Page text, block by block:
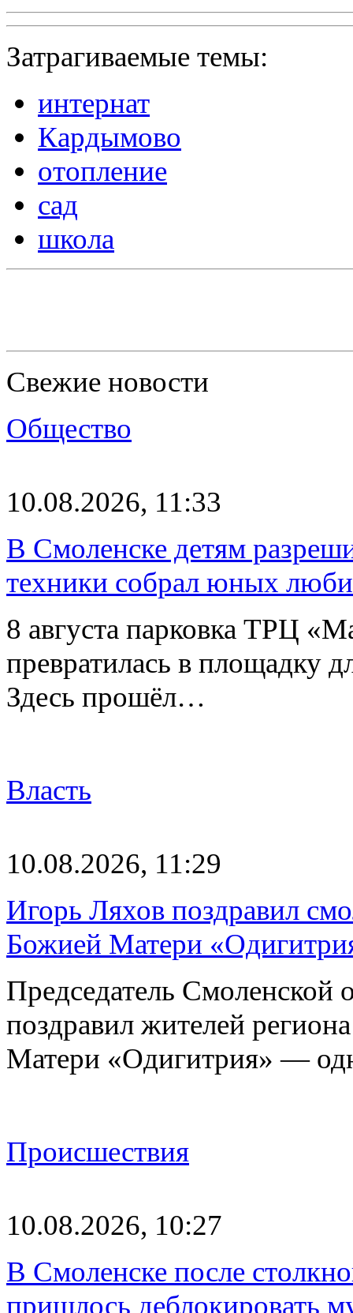
Затрагиваемые темы:
интернат
Кардымово
отопление
сад
школа
Свежие новости
Общество
10.08.2026, 11:33
В Смоленске детям
техники собрал юных
8 августа парковка ТРЦ
превратилась в площадку
Здесь прошёл…
Власть
10.08.2026, 11:29
Игорь Ляхов поздравил
Божией Матери
Председатель
поздравил жителей
Матери «Одигитрия» —
Происшествия
10.08.2026, 10:27
В Смоленске после
пришлось деблокировать